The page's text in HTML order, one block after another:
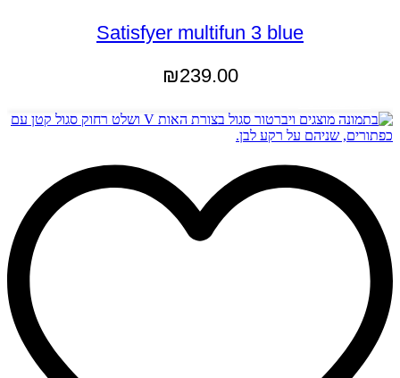
Satisfyer multifun 3 blue
₪239.00